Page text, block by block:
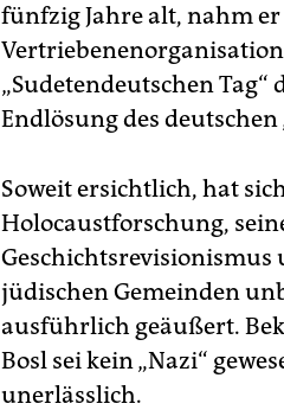
fünfzig Jahre alt, nahm
„Sudetendeutschen
Endlösung des
Soweit ersichtlich, hat
Holocaustforschung,
Geschichtsrevisionismus
jüdischen Gemeinden
ausführlich geäußert.
Bosl sei kein „Nazi“
unerlässlich.